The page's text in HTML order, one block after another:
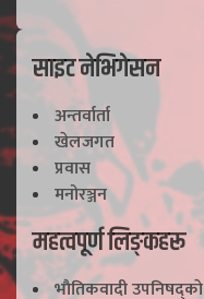
साइट नेभिगेसन
अन्तर्वार्ता
खेलजगत
प्रवास
मनोरञ्जन
महत्वपूर्ण लिङ्कहरू
भाैतिकवादी उपनिषद्काे